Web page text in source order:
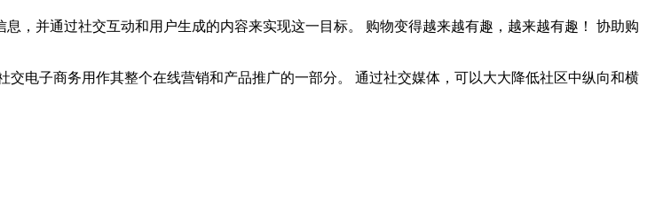
，并通过社交互动和用户生成的内容来实现这一目标。 购物变得越来越有趣，越来越有趣！ 协助购
电子商务用作其整个在线营销和产品推广的一部分。 通过社交媒体，可以大大降低社区中纵向和横